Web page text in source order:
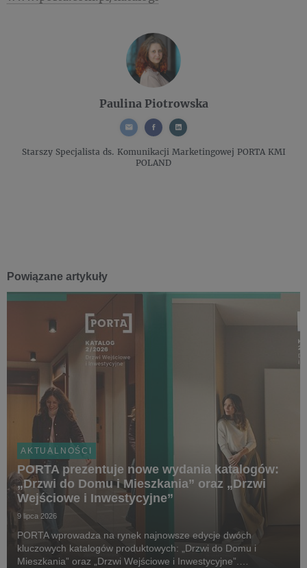
Paulina Piotrowska
Starszy Specjalista ds. Komunikacji Marketingowej PORTA KMI
POLAND
Powiązane artykuły
AKTUALNOŚCI
PORTA prezentuje nowe wydania katalogów:
„Drzwi do Domu i Mieszkania” oraz „Drzwi
Wejściowe i Inwestycyjne”
9 lipca 2026
PORTA wprowadza na rynek najnowsze edycje dwóch
kluczowych katalogów produktowych: „Drzwi do Domu i
Mieszkania” oraz „Drzwi Wejściowe i Inwestycyjne”.